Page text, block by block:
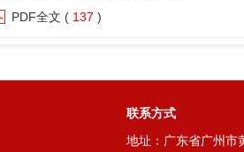
PDF全文 ( 137 )
联系方式
地址：广东省广州市